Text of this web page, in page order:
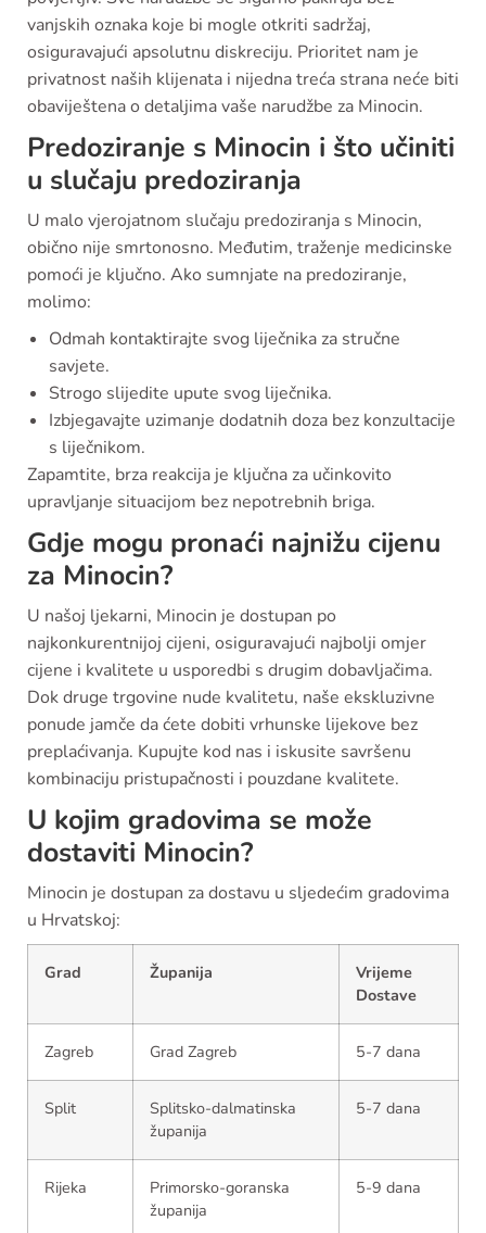
vanjskih oznaka koje bi mogle otkriti sadržaj,
osiguravajući apsolutnu diskreciju. Prioritet nam je
privatnost naših klijenata i nijedna treća strana neće biti
obaviještena o detaljima vaše narudžbe za Minocin.
Predoziranje s Minocin i što učiniti
u slučaju predoziranja
U malo vjerojatnom slučaju predoziranja s Minocin,
obično nije smrtonosno. Međutim, traženje medicinske
pomoći je ključno. Ako sumnjate na predoziranje,
molimo:
Odmah kontaktirajte svog liječnika za stručne
savjete.
Strogo slijedite upute svog liječnika.
Izbjegavajte uzimanje dodatnih doza bez konzultacije
s liječnikom.
Zapamtite, brza reakcija je ključna za učinkovito
upravljanje situacijom bez nepotrebnih briga.
Gdje mogu pronaći najnižu cijenu
za Minocin?
U našoj ljekarni, Minocin je dostupan po
najkonkurentnijoj cijeni, osiguravajući najbolji omjer
cijene i kvalitete u usporedbi s drugim dobavljačima.
Dok druge trgovine nude kvalitetu, naše ekskluzivne
ponude jamče da ćete dobiti vrhunske lijekove bez
preplaćivanja. Kupujte kod nas i iskusite savršenu
kombinaciju pristupačnosti i pouzdane kvalitete.
U kojim gradovima se može
dostaviti Minocin?
Minocin je dostupan za dostavu u sljedećim gradovima
u Hrvatskoj:
Grad Županija
Vrijeme
Dostave
Zagreb Grad Zagreb 5-7 dana
Split
Splitsko-dalmatinska
županija
5-7 dana
Rijeka
Primorsko-goranska
županija
5-9 dana